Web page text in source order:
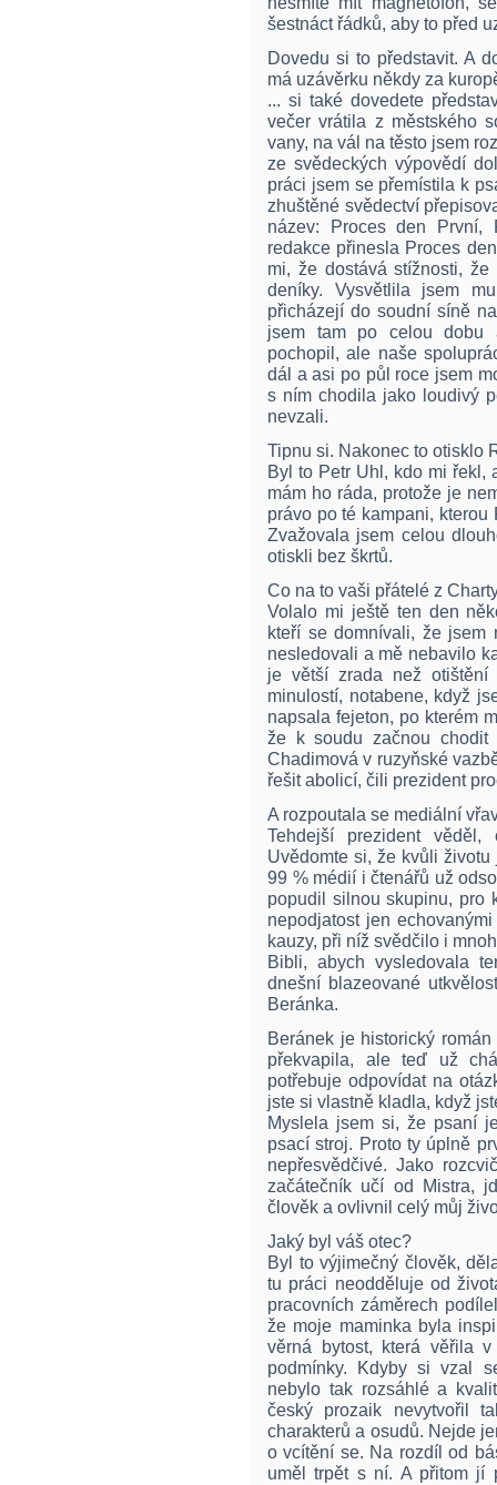
šestnáct řádků, aby to před
Dovedu si to představit. A
má uzávěrku někdy za
... si také dovedete
večer vrátila z městského
vany, na vál na těsto jsem
ze svědeckých výpovědí
práci jsem se přemístila k
zhuštěné svědectví
název: Proces den
redakce přinesla Proces
mi, že dostává stížnosti,
deníky. Vysvětlila jsem
přicházejí do soudní síně
jsem tam po celou dobu
pochopil, ale naše
dál a asi po půl roce jsem
s ním chodila jako loudivý
nevzali.
Tipnu si. Nakonec to otisklo
Byl to Petr Uhl, kdo mi řekl,
mám ho ráda, protože je
právo po té kampani,
Zvažovala jsem celou
otiskli bez škrtů.
Co na to vaši přátelé z
Volalo mi ještě ten den
kteří se domnívali, že jsem
nesledovali a mě nebavilo
je větší zrada než
minulostí, notabene, když
napsala fejeton, po kterém
že k soudu začnou
Chadimová v ruzyňské
řešit abolicí, čili prezident
A rozpoutala se mediální
Tehdejší prezident
Uvědomte si, že kvůli
99 % médií i čtenářů už
popudil silnou skupinu, pro
nepodjatost jen
kauzy, při níž svědčilo i
Bibli, abych vysledovala
dnešní blazeované
Beránka.
Beránek je historický
překvapila, ale teď už
potřebuje odpovídat na
jste si vlastně kladla, když
Myslela jsem si, že psaní
psací stroj. Proto ty úplně
nepřesvědčivé. Jako
začátečník učí od Mistra,
člověk a ovlivnil celý můj
Jaký byl váš otec?
Byl to výjimečný člověk,
tu práci neodděluje od
pracovních záměrech
že moje maminka byla
věrná bytost, která věřila
podmínky. Kdyby si vzal
nebylo tak rozsáhlé a
český prozaik nevytvořil
charakterů a osudů. Nejde
o vcítění se. Na rozdíl od
uměl trpět s ní. A přitom jí